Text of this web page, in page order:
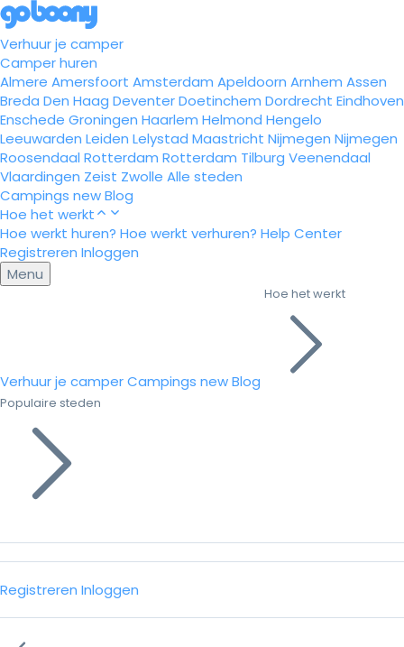
Verhuur je camper
Camper huren
Almere Amersfoort Amsterdam Apeldoorn Arnhem Assen
Breda Den Haag DeventerDoetinchem Dordrecht Eindhoven
Enschede Groningen Haarlem Helmond Hengelo
Leeuwarden Leiden Lelystad Maastricht Nijmegen Nijmegen
Roosendaal Rotterdam Rotterdam Tilburg Veenendaal
Vlaardingen Zeist Zwolle Alle steden
Campings newBlog
Hoe het werkt
Hoe werkt huren? Hoe werkt verhuren? Help Center
Registreren Inloggen
Menu
Verhuur je camperCampings newBlog
Hoe het werkt
Populaire steden
Registreren Inloggen